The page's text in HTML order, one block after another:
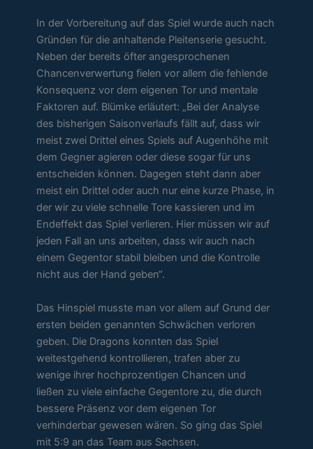
In der Vorbereitung auf das Spiel wurde auch nach
Gründen für die anhaltende Pleitenserie gesucht.
Neben der bereits öfter angesprochenen
Chancenverwertung fielen vor allem die fehlende
Konsequenz vor dem eigenen Tor und mentale
Faktoren auf. Blümke erläutert: „Bei der Analyse
des bisherigen Saisonverlaufs fällt auf, dass wir
meist zwei Drittel eines Spiels auf Augenhöhe mit
dem Gegner agieren oder diese sogar für uns
entscheiden können. Dagegen steht dann aber
meist ein Drittel oder auch nur eine kurze Phase, in
der wir zu viele schnelle Tore kassieren und im
Endeffekt das Spiel verlieren. Hier müssen wir auf
jeden Fall an uns arbeiten, dass wir auch nach
einem Gegentor stabil bleiben und die Kontrolle
nicht aus der Hand geben“.
Das Hinspiel musste man vor allem auf Grund der
ersten beiden genannten Schwächen verloren
geben. Die Dragons konnten das Spiel
weitestgehend kontrollieren, trafen aber zu
wenige ihrer hochprozentigen Chancen und
ließen zu viele einfache Gegentore zu, die durch
bessere Präsenz vor dem eigenen Tor
verhinderbar gewesen wären. So ging das Spiel
mit 5:9 an das Team aus Sachsen.